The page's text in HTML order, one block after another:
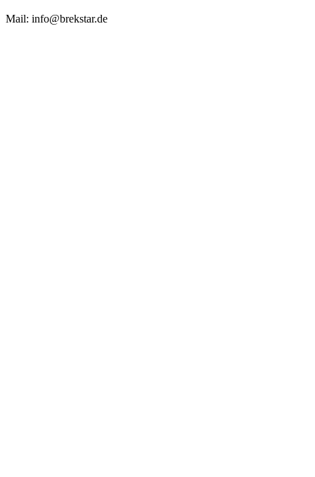
Mail: info@brekstar.de